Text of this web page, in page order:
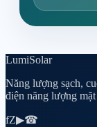
LumiSolar
Năng lượng sạch,
điện năng lượng
fZ▶☎